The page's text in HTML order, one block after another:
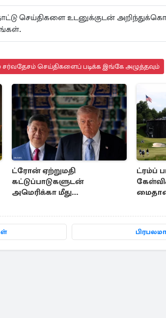
செய்திகளை உடனுக்குடன்
சர்வதேசம் செய்திகளைப் படிக்க இங்கே அழுத்தவும்
ட்ரோன் ஏற்றுமதி
கட்டுப்பாடுகளுடன்
அமெரிக்கா மீது
ட்ரம்ப்